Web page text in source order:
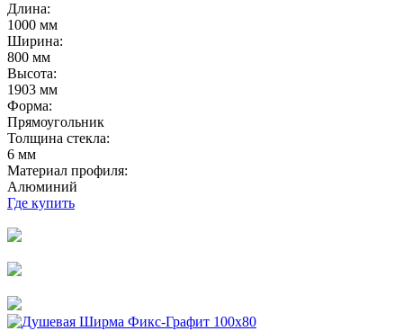
Длина:
1000 мм
Ширина:
800 мм
Высота:
1903 мм
Форма:
Прямоугольник
Толщина стекла:
6 мм
Материал профиля:
Алюминий
Где купить